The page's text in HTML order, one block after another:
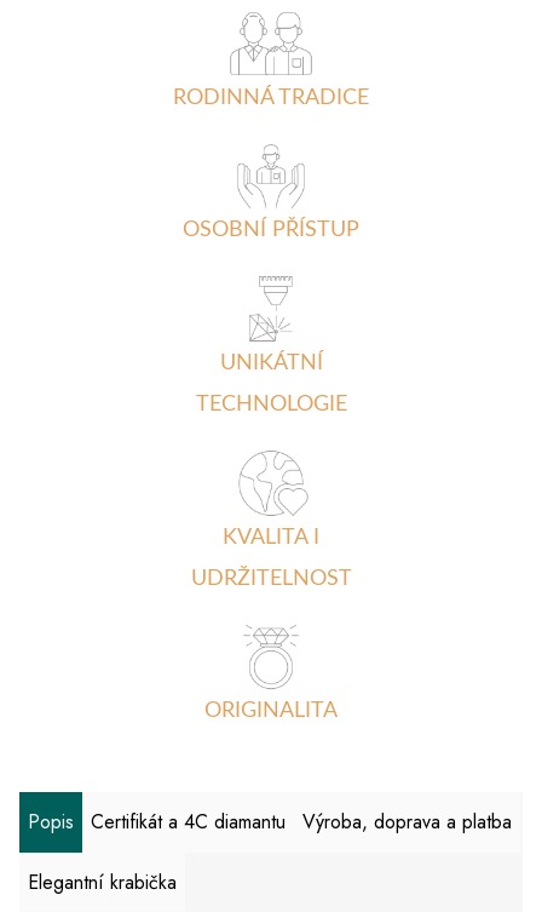
RODINNÁ TRADICE
OSOBNÍ PŘÍSTUP
UNIKÁTNÍ
TECHNOLOGIE
KVALITA I
UDRŽITELNOST
ORIGINALITA
Popis Certifikát a 4C diamantu Výroba, doprava a platba
Elegantní krabička